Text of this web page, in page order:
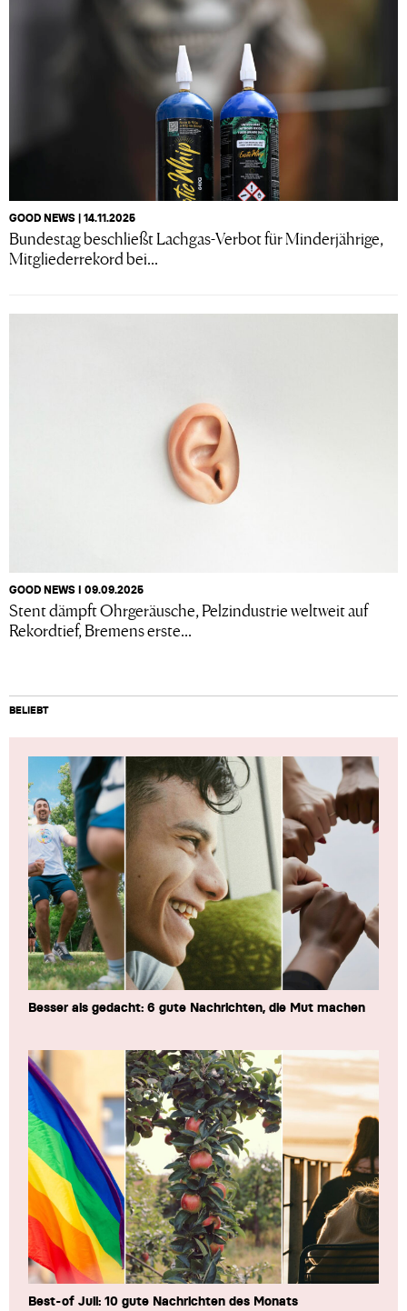
GOOD NEWS | 14.11.2025
Bundestag beschließt Lachgas-Verbot für Minderjährige,
Mitgliederrekord bei...
GOOD NEWS I 09.09.2025
Stent dämpft Ohrgeräusche, Pelzindustrie weltweit auf
Rekordtief, Bremens erste...
BELIEBT
Besser als gedacht: 6 gute Nachrichten, die Mut machen
Best-of Juli: 10 gute Nachrichten des Monats